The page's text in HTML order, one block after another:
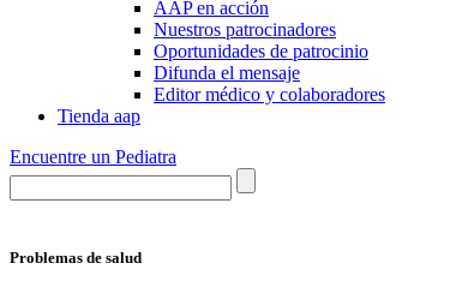
AAP en acción
Nuestros patrocinadores
Oportunidades de patrocinio
Difunda el mensaje
Editor médico y colaboradores
Tienda aap
Encuentre un Pediatra
Problemas de salud